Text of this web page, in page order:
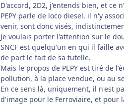
D'accord, 2D2, j'entends bien, et ce
PEPY parle de loco diesel, il n'y
venir, sont donc visés,
Je voulais porter l'attention sur le
SNCF est quelqu'un en qui il faille
de part le fait de sa tutelle.
Mais le propos de PEPY est tiré de
pollution, à la place vendue, ou au
En ce sens là, uniquement, il n'est
d'image pour le Ferroviaire, et pour